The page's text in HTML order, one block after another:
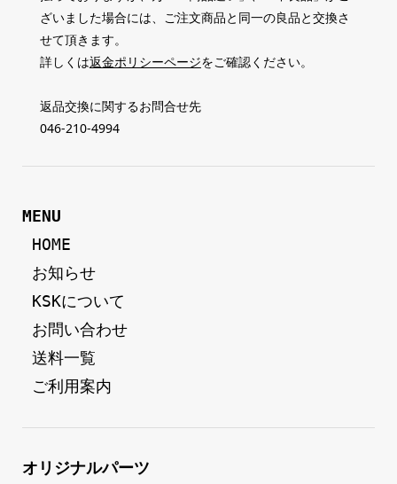
ざいました場合には、ご注文商品と同一の良品と交換さ
せて頂きます。
詳しくは返金ポリシーページをご確認ください。
返品交換に関するお問合せ先
046-210-4994
MENU
HOME
お知らせ
KSKについて
お問い合わせ
送料一覧
ご利用案内
オリジナルパーツ